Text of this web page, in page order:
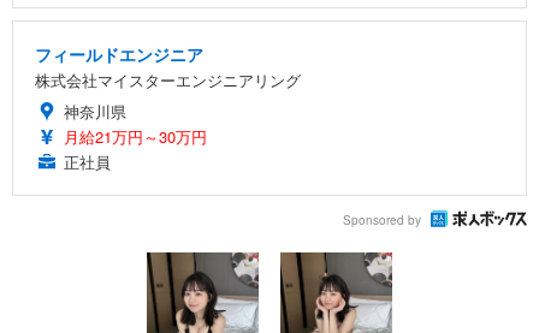
フィールドエンジニア
株式会社マイスターエンジニアリング
神奈川県
月給21万円～30万円
正社員
Sponsored by